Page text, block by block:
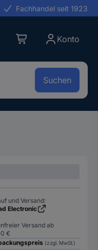
Fachhandel seit 1923
Konto
Suchen
und Versand:
Electronic
Versand ab
€
(zzgl. MwSt.)